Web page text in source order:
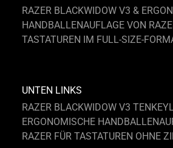
RAZER BLACKWIDOW V3 &
HANDBALLENAUFLAGE VON
TASTATUREN IM FULL-SIZE-
UNTEN LINKS
RAZER BLACKWIDOW V3
ERGONOMISCHE
RAZER FÜR TASTATUREN OHNE